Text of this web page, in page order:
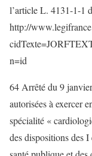
l’article L. 4131-1-1
http://
n=id
64 Arrêté du 9
autorisées à exercer
spécialité «
des dispositions des